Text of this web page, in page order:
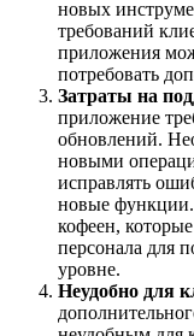
новых
требований
приложения
потребовать
Затраты на
приложение
обновлений.
новыми
исправлять
новые функции.
кофеен,
персонала для
уровне.
Неудобно для